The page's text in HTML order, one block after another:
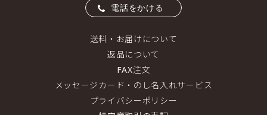
電話をかける
送料・お届けについて
返品について
FAX注文
メッセージカード・のし名入れサービス
プライバシーポリシー